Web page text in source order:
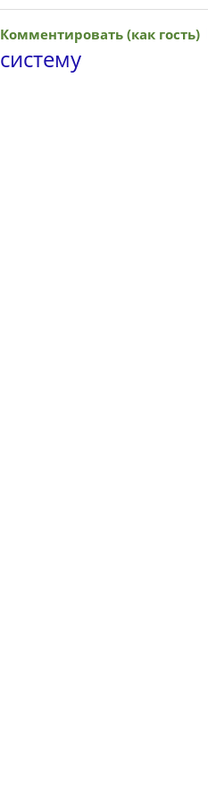
Комментировать (как гость)
систему